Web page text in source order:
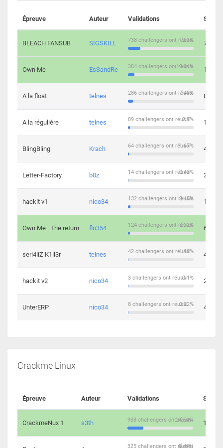
Épreuve Auteur Validations
BLEACH FANSUB SIGSKILL 19.3%
738 challengers ont réussi 7
Own Me EsSandRe 10.04%
384 challengers ont réussi 13
A la float telnes 7.48%
286 challengers ont réussi 8
A la régulière telnes 2.7%
89 challengers ont réussi 10
BlingBling Krach 1.67%
64 challengers ont réussi 4
Letter-Factory b0z 0.43%
14 challengers ont réussi 2
hackit v1 nico34 3.45%
132 challengers ont réussi 12
Own Me : The return flo354 3.32%
124 challengers ont réussi 6
seri4liZ K1ll3r telnes 1.12%
42 challengers ont réussi 4
hackit v2 nico34 0.1%
3 challengers ont réussi 2
UnterERP nico34 0.22%
8 challengers ont réussi 4
Crackme Linux
Épreuve Auteur Validations
CrackmeNux 1 s3th 24.54%
938 challengers ont réussi 14
8.49%
325 challengers ont réussi